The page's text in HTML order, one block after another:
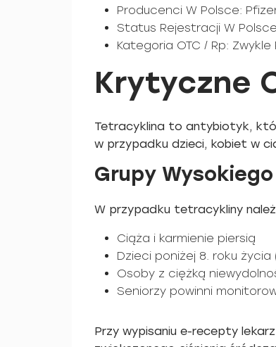
Producenci W Polsce:
Status Rejestracji W
Kategoria OTC / Rp:
Krytyczne
Tetracyklina to antybiotyk,
w przypadku dzieci, kobiet w
Grupy
W przypadku tetracykliny
Ciąża i karmienie piersią
Dzieci poniżej 8. roku
Osoby z ciężką
Seniorzy powinni
Przy wypisaniu e-recepty